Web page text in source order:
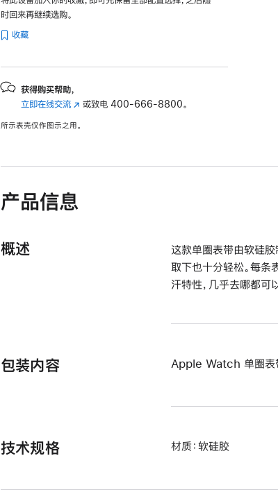
时回来再继续选购。
收藏
获得购买帮助，
立即在线交流 (在 或致电400-666-8800。
所示表壳仅作图示之用。
产品信息
概述
这款单圈表带由软硅胶
取下也十分轻松。每条
汗特性，几乎去哪都可
包装内容 Apple Watch 单圈表
技术规格 材质：软硅胶